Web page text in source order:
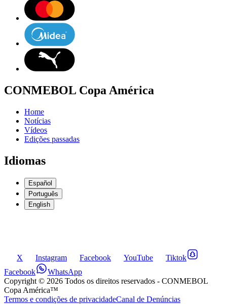
CONMEBOL Copa América
Home
Notícias
Vídeos
Edições passadas
Idiomas
Español
Português
English
X Instagram Facebook YouTube
Tiktok
Facebook
WhatsApp
Copyright © 2026 Todos os direitos reservados - CONMEBOL
Copa América™
Termos e condições de privacidadeCanal de Denúncias